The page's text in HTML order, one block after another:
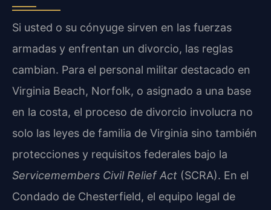
Si usted o su cónyuge sirven en las fuerzas
armadas y enfrentan un divorcio, las reglas
cambian. Para el personal militar destacado en
Virginia Beach, Norfolk, o asignado a una base
en la costa, el proceso de divorcio involucra no
solo las leyes de familia de Virginia sino también
protecciones y requisitos federales bajo la
Servicemembers Civil Relief Act (SCRA). En el
Condado de Chesterfield, el equipo legal de